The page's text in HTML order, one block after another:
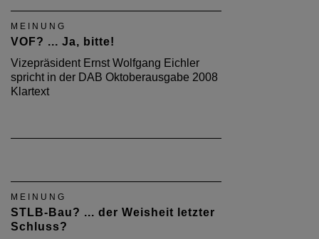
MEINUNG
VOF? ... Ja, bitte!
Vizepräsident Ernst Wolfgang Eichler
spricht in der DAB Oktoberausgabe 2008
Klartext
MEINUNG
STLB-Bau? ... der Weisheit letzter
Schluss?